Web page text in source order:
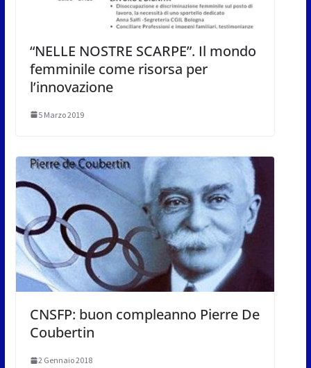
“NELLE NOSTRE SCARPE”. Il mondo
femminile come risorsa per
l’innovazione
5 Marzo 2019
CNSFP: buon compleanno Pierre De
Coubertin
2 Gennaio 2018